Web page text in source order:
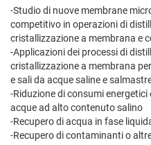
-Studio di nuove membrane
competitivo in operazioni di
cristallizzazione a membrana e
-Applicazioni dei processi di
cristallizzazione a membrana
e sali da acque saline e
-Riduzione di consumi
acque ad alto contenuto salino
-Recupero di acqua in fase
-Recupero di contaminanti o